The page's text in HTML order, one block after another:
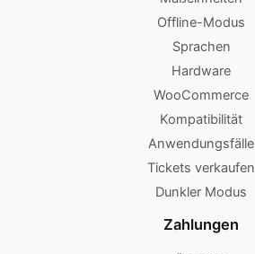
Offline-Modus
Sprachen
Hardware
WooCommerce
Kompatibilität
Anwendungsfälle
Tickets verkaufen
Dunkler Modus
Zahlungen